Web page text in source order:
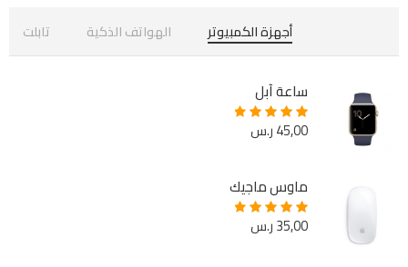
أجهزة الكمبيوتر الهواتف الذكية تابلت
ساعة آبل
Rated5.00
45,00ر.س
ماوس ماجيك
Rated5.00
35,00ر.س